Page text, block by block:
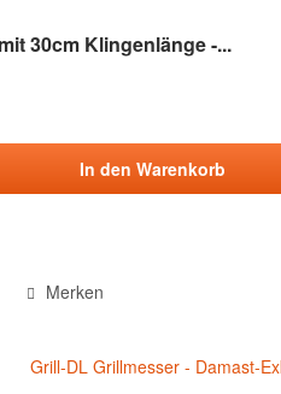
30cm Klingenlänge -...
In den Warenkorb
Merken